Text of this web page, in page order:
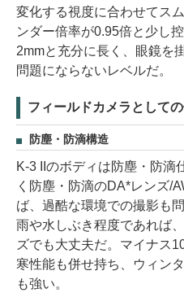
変化する視度に合わせてス
ンダー倍率が0.95倍と少し
2mmと充分に長く、眼鏡を
問題にならないレベルだ。
フィールドカメラとして
防塵・防滴構造
K-3 IIのボディは防塵・防滴
く防塵・防滴のDA*レンズ/
ば、過酷な環境での撮影も
雨や水しぶき程度であれば
ズでも大丈夫だ。マイナス
寒性能も併せ持ち、ウィン
も強い。